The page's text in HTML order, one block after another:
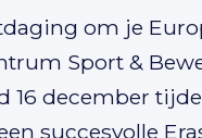
om je
Sport &
16 december
succesvolle